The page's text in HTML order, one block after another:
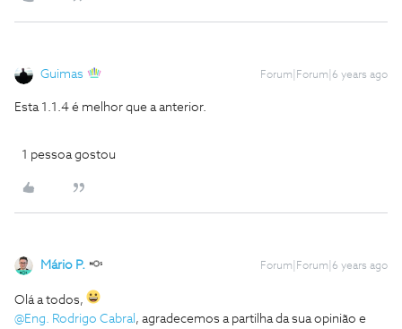
Guimas Forum|Forum|6 years ago
Esta 1.1.4 é melhor que a anterior.
1 pessoa gostou
Mário P. Forum|Forum|6 years ago
Olá a todos,
@Eng. Rodrigo Cabral , agradecemos a partilha da sua opinião e